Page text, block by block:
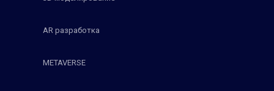
AR разработка
METAVERSE